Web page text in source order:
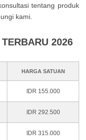
tentang produk
kami.
2026
HARGA SATUAN
IDR 155.000
IDR 292.500
IDR 315.000